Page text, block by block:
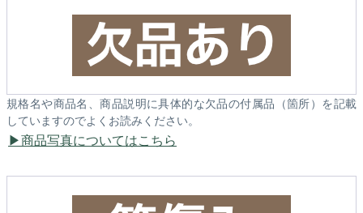
規格名や商品名、商品説明に具体的な欠品の付属品（箇所）を記載
していますのでよくお読みください。
商品写真についてはこちら